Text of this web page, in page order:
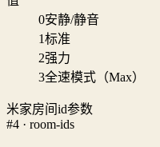
0安静/静音
1标准
2强力
3全速模式（Max）
米家房间id参数
#4 · room-ids